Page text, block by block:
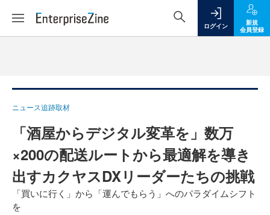
ログイン
新規
会員登録
ニュース追跡取材
「酒屋からデジタル変革を」数万
×200の配送ルートから最適解を導き
出すカクヤスDXリーダーたちの挑戦
「買いに行く」から「運んでもらう」へのパラダイムシフト
を